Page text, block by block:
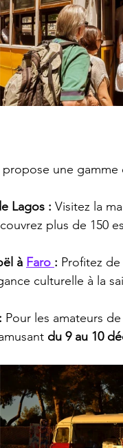
une
Lagos : Visitez la
plus de 150
à Faro : Profitez
culturelle à la
Pour les amateurs
du 9 au 10